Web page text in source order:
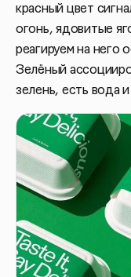
красный цвет
огонь, ядовитые
реагируем на него
Зелёный
зелень, есть вода